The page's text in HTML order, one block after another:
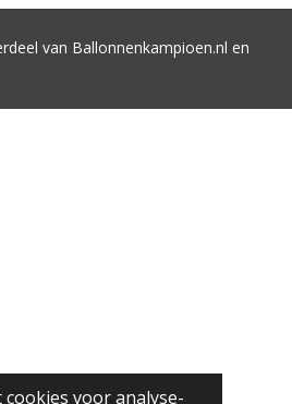
voor analyse-
van Ballonnenkampioen.nl en